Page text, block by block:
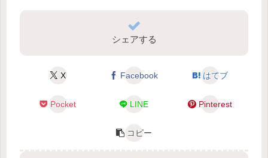
シェアする
X Facebook はてブ
Pocket LINE Pinterest
コピー